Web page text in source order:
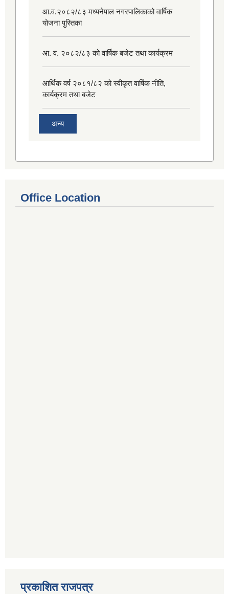
आ.व.२०८२/८३ मध्यनेपाल नगरपालिकाको वार्षिक
योजना पुस्तिका
आ. व. २०८२/८३ को वार्षिक बजेट तथा कार्यक्रम
आर्थिक वर्ष २०८१/८२ को स्वीकृत वार्षिक नीति,
कार्यक्रम तथा बजेट
अन्य
Office Location
प्रकाशित राजपत्र